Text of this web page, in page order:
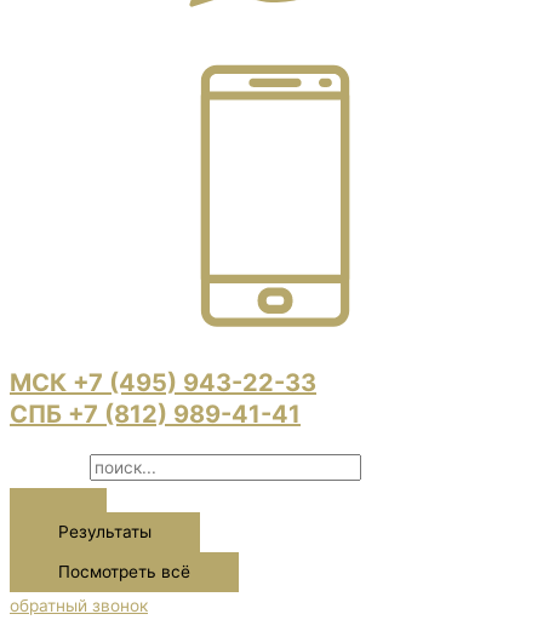
МСК +7 (495) 943-22-33
СПБ +7 (812) 989-41-41
Результаты
Посмотреть всё
обратный звонок